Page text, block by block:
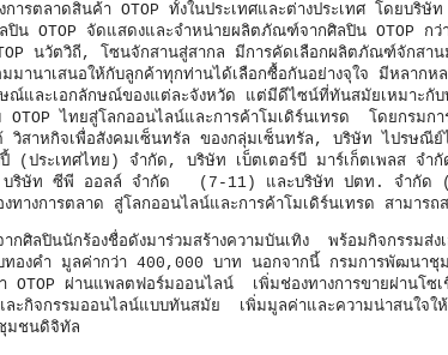
การตลาดสินค้า OTOP ทั้งในประเทศและต่างประเทศ โดยบ
น OTOP จัดแสดงและจำหน่ายผลิตภัณฑ์จากศิลปิน OTOP ก
นวัตวิถี, โซนจักสานสู่สากล มีการคัดเลือกผลิตภัณฑ์จักสา
มานาเสนอให้กับลูกค้าทุกท่านได้เลือกซื้อกันอย่างจุใจ มีหล
ณ์และเอกลักษณ์ของแต่ละจังหวัด แต่มีดีไซน์ที่ทันสมัยเหมาะกั
ไทยสู่โลกออนไลน์และการค้าโมเดิร์นเทรด โดยกรม
วิสาหกิจเพื่อสังคมเซ็นทรัล ของกลุ่มเซ็นทรัล, บริษัท ไปรษ
ประเทศไทย) จำกัด, บริษัท เบ็ตเตอร์บี มาร์เก็ตเพลส จ
บริษัท ซีพี ออลล์ จำกัด (7-11) และบริษัท ปตท. จำกัด (ม
องทางการตลาด สู่โลกออนไลน์และการค้าโมเดิร์นเทร
กศิลปินนักร้องชื่อดังมาร่วมสร้างความบันเทิง พร้อมกิจกรรมส่ง
บทองคำ มูลค่ากว่า 400,000 บาท นอกจากนี้ กรมการพัฒนาชุ
า OTOP ผ่านแพลตฟอร์มออนไลน์ เพิ่มช่องทางการขายผ่า
ละกิจกรรมออนไลน์แบบทันสมัย เพิ่มมูลค่าและความน่าสนใจ
สร้างชุมชนดิจิทัล